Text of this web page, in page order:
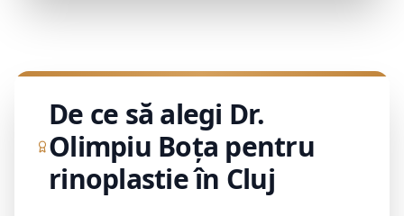
De ce să alegi Dr.
Olimpiu Boța pentru
rinoplastie în Cluj